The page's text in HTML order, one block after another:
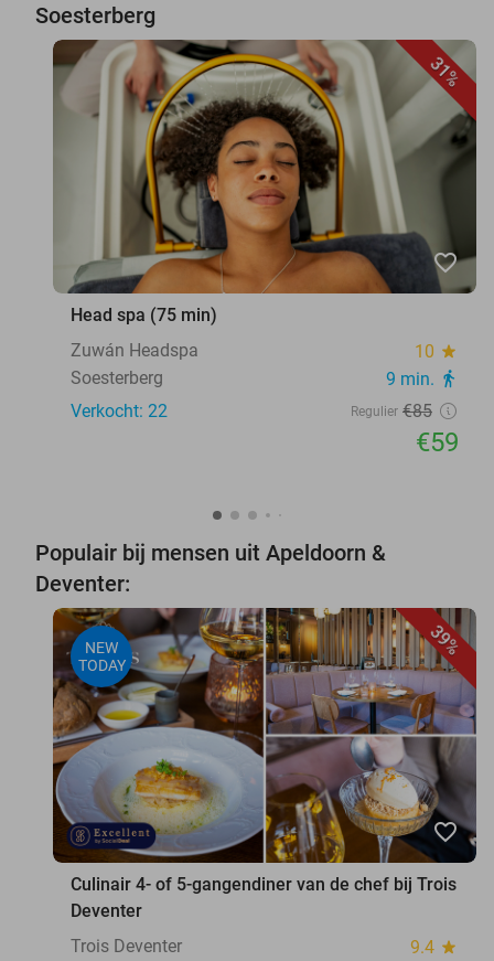
Soesterberg
31%
favorite_border
Head spa (75 min)
Zuwán Headspa
10 star
Soesterberg 9 min. directions_walk
Verkocht: 22 Regulier €85
€59
Populair bij mensen uit Apeldoorn &
Deventer:
39%
NEW
TODAY
favorite_border
Culinair 4- of 5-gangendiner van de chef bij Trois
Deventer
Trois Deventer
9.4 star